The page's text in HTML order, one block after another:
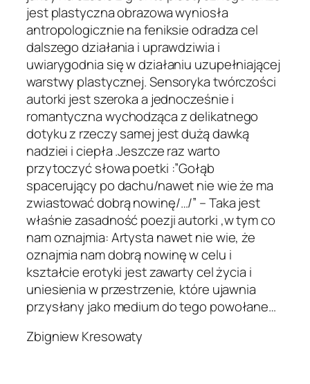
jest plastyczna obrazowa wyniosła
antropologicznie na feniksie odradza cel
dalszego działania i uprawdziwia i
uwiarygodnia się w działaniu uzupełniającej
warstwy plastycznej. Sensoryka twórczości
autorki jest szeroka a jednocześnie i
romantyczna wychodząca z delikatnego
dotyku z rzeczy samej jest dużą dawką
nadziei i ciepła .Jeszcze raz warto
przytoczyć słowa poetki :”Gołąb
spacerujący po dachu/nawet nie wie że ma
zwiastować dobrą nowinę/…/” – Taka jest
właśnie zasadność poezji autorki ,w tym co
nam oznajmia: Artysta nawet nie wie, że
oznajmia nam dobrą nowinę w celu i
kształcie erotyki jest zawarty cel życia i
uniesienia w przestrzenie, które ujawnia
przysłany jako medium do tego powołane…
Zbigniew Kresowaty